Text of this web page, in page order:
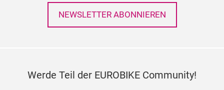
NEWSLETTER ABONNIEREN
Werde Teil der EUROBIKE Community!